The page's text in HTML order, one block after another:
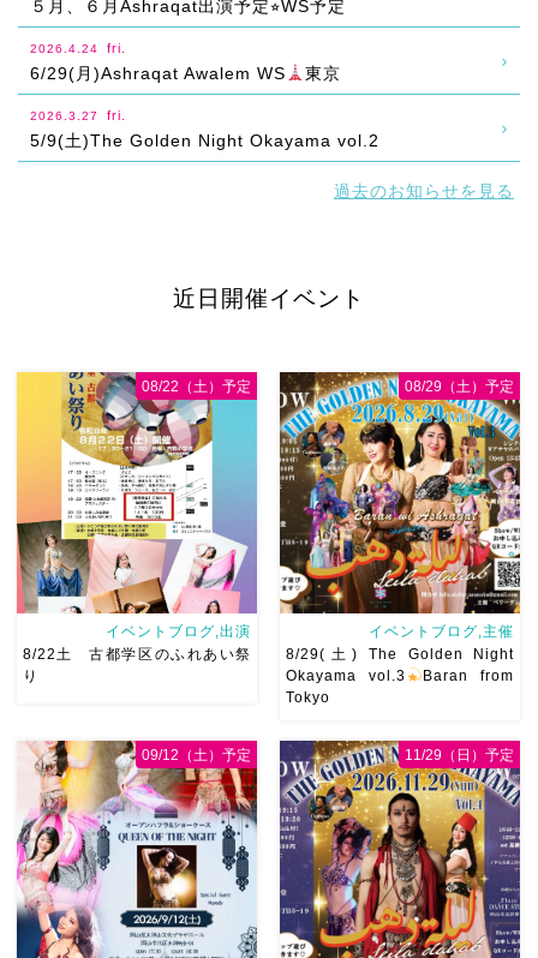
５月、６月Ashraqat出演予定⭐︎WS予定
2026.4.24 fri.
6/29(月)Ashraqat Awalem WS 東京
2026.3.27 fri.
5/9(土)The Golden Night Okayama vol.2
過去のお知らせを見る
近日開催イベント
8/22土 古都学区のふれあい
祭りにて踊らせていただきま
す♡太鼓も叩くよー！私たち
は18:40頃から出演です屋台も
出てとても楽しいお祭りにな
りそう
私たちも踊った後は
祭りを楽しみます
遊びにい
ら […]
イベントブログ,出演
8/22土 古都学区のふれあい祭
り
08/22（土）予定
8/29(土) The Golden Night
vol.3私が愛して尊敬してやま
ないBaranさんを岡山にお呼
びします
Baranさんの踊
りは安定したテクニックはも
ちろんですがとにかく見てて
幸せ […]
イベントブログ,主催
8/29(土) The Golden Night
Okayama vol.3
Baran from
Tokyo
08/29（土）予定
09/12（土）予定 11/29（日）予定